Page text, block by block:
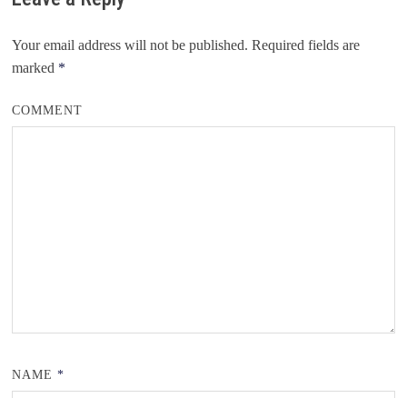
Your email address will not be published. Required fields are
marked *
COMMENT
NAME*